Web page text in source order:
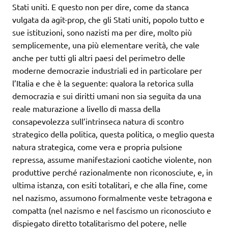
Stati uniti. E questo non per dire, come da stanca
vulgata da agit-prop, che gli Stati uniti, popolo tutto e
sue istituzioni, sono nazisti ma per dire, molto più
semplicemente, una più elementare verità, che vale
anche per tutti gli altri paesi del perimetro delle
moderne democrazie industriali ed in particolare per
l’Italia e che è la seguente: qualora la retorica sulla
democrazia e sui diritti umani non sia seguita da una
reale maturazione a livello di massa della
consapevolezza sull’intrinseca natura di scontro
strategico della politica, questa politica, o meglio questa
natura strategica, come vera e propria pulsione
repressa, assume manifestazioni caotiche violente, non
produttive perché razionalmente non riconosciute, e, in
ultima istanza, con esiti totalitari, e che alla fine, come
nel nazismo, assumono formalmente veste tetragona e
compatta (nel nazismo e nel fascismo un riconosciuto e
dispiegato diretto totalitarismo del potere, nelle